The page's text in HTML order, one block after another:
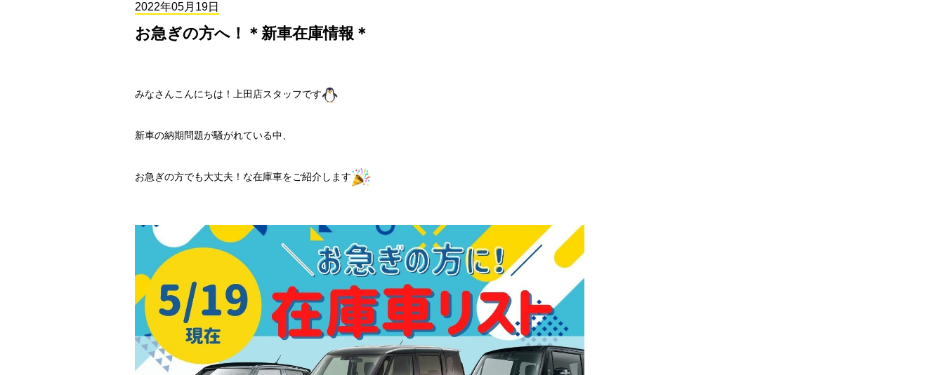
2022年05月19日
お急ぎの方へ！＊新車在庫情報＊
みなさんこんにちは！上田店スタッフです
新車の納期問題が騒がれている中、
お急ぎの方でも大丈夫！な在庫車をご紹介します